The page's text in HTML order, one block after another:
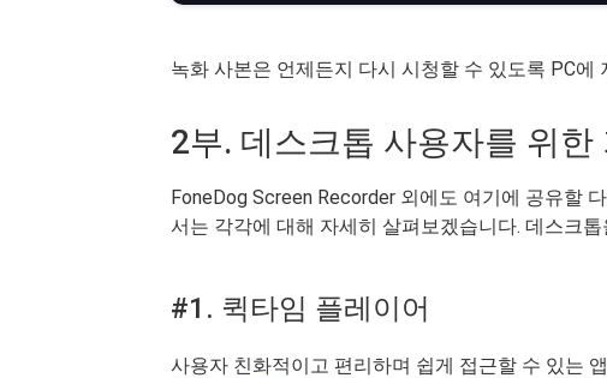
녹화 사본은 언제든지 다시 시청할 수 있도록 PC에
2부. 데스크톱 사용자를 위한
FoneDog Screen Recorder 외에도 여기에 공유할
서는 각각에 대해 자세히 살펴보겠습니다. 데스크
#1. 퀵타임 플레이어
사용자 친화적이고 편리하며 쉽게 접근할 수 있는